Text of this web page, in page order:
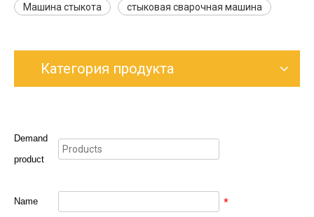
Машина стыкота стыковая сварочная машина
Категория продукта
Demand
product
Name *